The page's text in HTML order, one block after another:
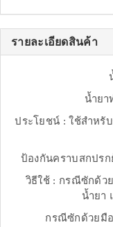
รายละเอียดสินค้า
น้ำยา
ประโยชน์ : ใช้สำหรั
ป้องกันคราบสกปร
วิธีใช้ : กรณีซักด้ว
น้ำยา
กรณีซักด้วยมือ :